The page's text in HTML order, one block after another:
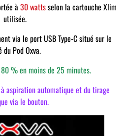
à 30 wattsselon la cartouche Xlim
utilisée.
via le port USB Type-C situé sur le
du Pod Oxva.
% en moins de 25 minutes.
aspiration automatique et du tirage
via le bouton.